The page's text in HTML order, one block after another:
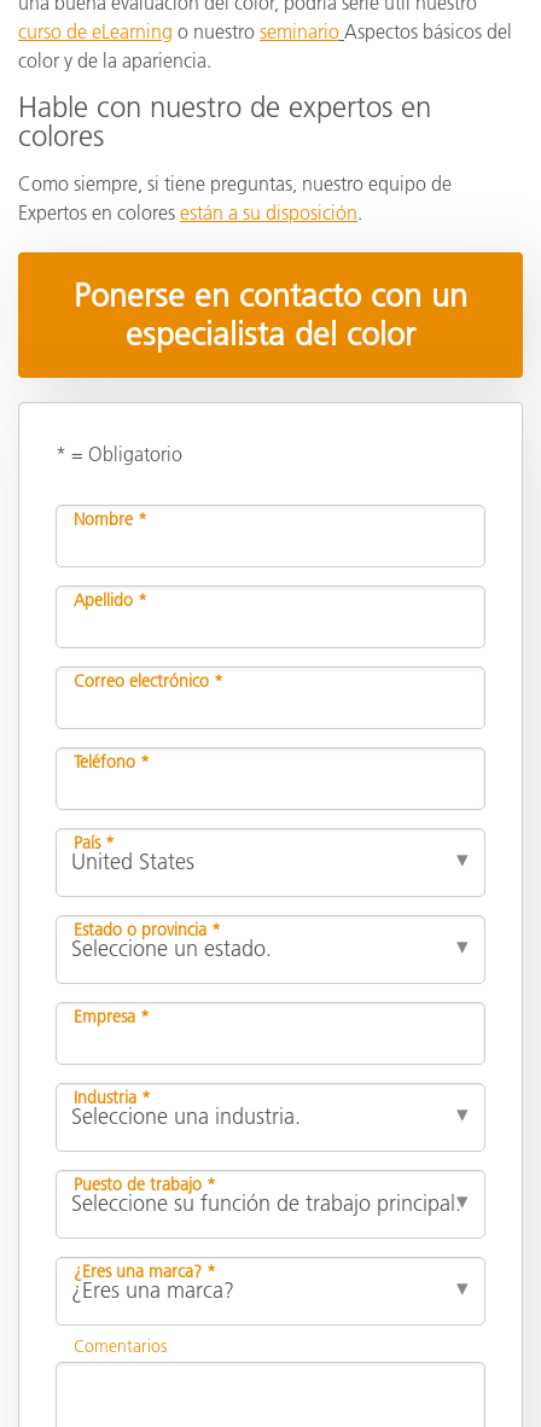
curso de eLearning o nuestro seminario Aspectos básicos del
color y de la apariencia.
Hable con nuestro de expertos en
colores
Como siempre, si tiene preguntas, nuestro equipo de
Expertos en colores están a su disposición.
Ponerse en contacto con un
especialista del color
* = Obligatorio
Nombre *
Apellido *
Correo electrónico *
Teléfono *
País *
Estado o provincia *
Empresa *
Industria *
Puesto de trabajo *
¿Eres una marca? *
Comentarios